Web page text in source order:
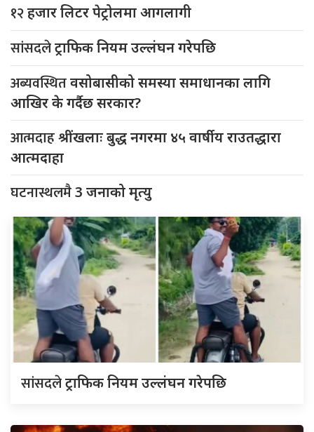
१२हजार लिटर पेट्रोलमा आगलागी
सांसदलेट्राफिक नियम उल्लंघन गरेपछि
अब्यवस्थितवसोबासीको समस्या समाधानका लागि
आखिर के गर्दैछ सरकार?
आत्मदाहश्रींखलाः बुद्ध नगरमा ४५ वार्षीय राउतद्धारा
आत्मदाहा
घटनास्थलमै3 जनाको मृत्यु
सांसदलेट्राफिक नियम उल्लंघन गरेपछि